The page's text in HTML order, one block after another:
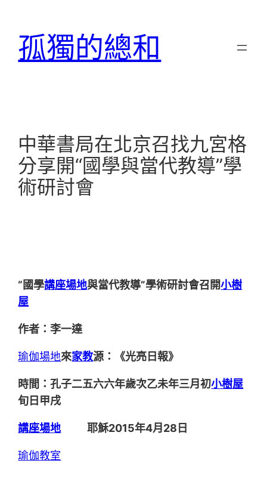
孤獨的總和
中華書局在北京召找九宮格
分享開“國學與當代教導”學
術研討會
“國學講座場地與當代教導”學術研討會召開小樹
屋
作者：李一達
瑜伽場地來家教源：《光亮日報》
時間：孔子二五六六年歲次乙未年三月初小樹屋
旬日甲戌
講座場地 耶穌2015年4月28日
瑜伽教室